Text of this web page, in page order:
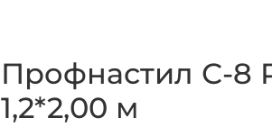
Профнастил С-8
1,2*2,00 м